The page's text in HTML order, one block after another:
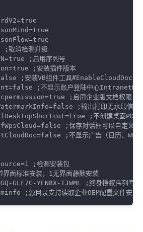
取消检测升级
;启用序列号
;安装插件版本
;安装VB组件工具
;不显示账户登陆中心
;启用企业版文档权限
;输出打印无水印信息
;不创建桌面PDF
;保存对话框可以自定义
;不显示广告（日历、WPS
;检测安装包
面标准安装，1无界面静默安装
GLF7C-YEN8X-TJWML ;终身授权序列号
;源目录支持读取企业OEM配置文件安装